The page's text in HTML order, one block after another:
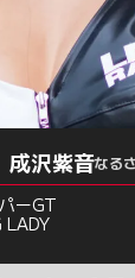
成沢紫音なる
ーGT
LADY